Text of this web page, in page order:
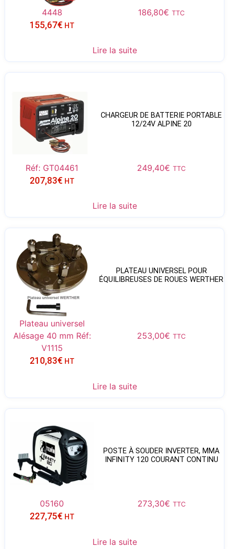
4448 186,80€ TTC
155,67€ HT
Lire la suite
CHARGEUR DE BATTERIE PORTABLE
12/24V ALPINE 20
Réf: GT04461 249,40€ TTC
207,83€ HT
Lire la suite
PLATEAU UNIVERSEL POUR
ÉQUILIBREUSES DE ROUES WERTHER
Plateau universel
Alésage 40 mm Réf:
V1115
253,00€ TTC
210,83€ HT
Lire la suite
POSTE À SOUDER INVERTER, MMA
INFINITY 120 COURANT CONTINU
05160 273,30€ TTC
227,75€ HT
Lire la suite